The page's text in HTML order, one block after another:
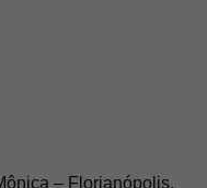
– Florianópolis,